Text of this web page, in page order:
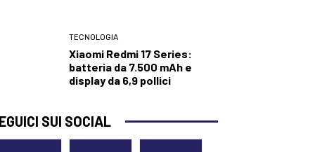
TECNOLOGIA
Xiaomi Redmi 17 Series:
batteria da 7.500 mAh e
display da 6,9 pollici
SUI SOCIAL